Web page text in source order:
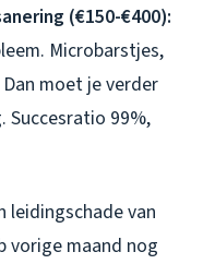
(€150-€400):
Microbarstjes,
moet je verder
Succesratio 99%,
leidingschade van
vorige maand nog